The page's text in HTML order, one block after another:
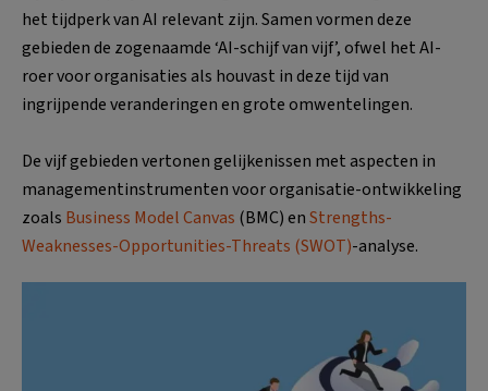
het tijdperk van AI relevant zijn. Samen vormen deze
gebieden de zogenaamde ‘AI-schijf van vijf’, ofwel het AI-
roer voor organisaties als houvast in deze tijd van
ingrijpende veranderingen en grote omwentelingen.
De vijf gebieden vertonen gelijkenissen met aspecten in
managementinstrumenten voor organisatie-ontwikkeling
zoals Business Model Canvas (BMC) enStrengths-
Weaknesses-Opportunities-Threats (SWOT)-analyse.